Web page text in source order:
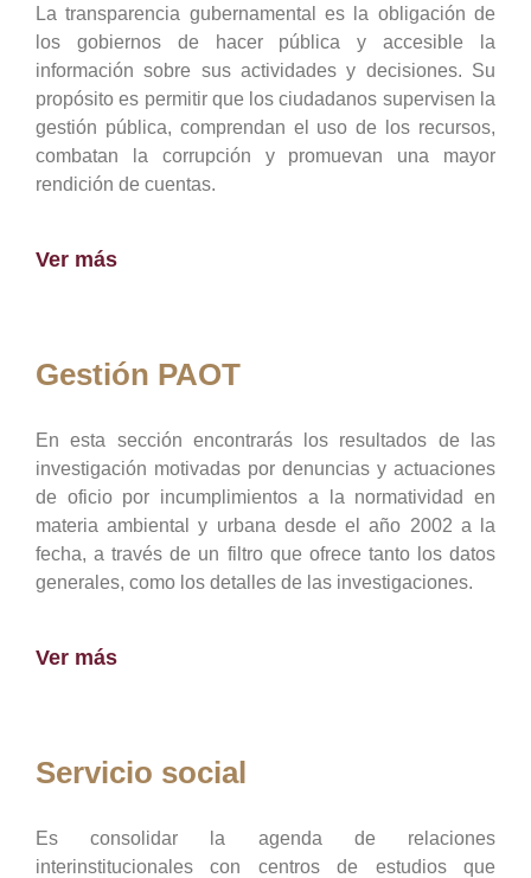
La transparencia gubernamental es la obligación de
los gobiernos de hacer pública y accesible la
información sobre sus actividades y decisiones. Su
propósito es permitir que los ciudadanos supervisen la
gestión pública, comprendan el uso de los recursos,
combatan la corrupción y promuevan una mayor
rendición de cuentas.
Ver más
Gestión PAOT
En esta sección encontrarás los resultados de las
investigación motivadas por denuncias y actuaciones
de oficio por incumplimientos a la normatividad en
materia ambiental y urbana desde el año 2002 a la
fecha, a través de un filtro que ofrece tanto los datos
generales, como los detalles de las investigaciones.
Ver más
Servicio social
Es consolidar la agenda de relaciones
interinstitucionales con centros de estudios que